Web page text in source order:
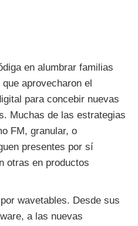
en alumbrar familias
aprovecharon el
para concebir nuevas
Muchas de las estrategias
FM, granular, o
presentes por sí
otras en productos
wavetables. Desde sus
a las nuevas